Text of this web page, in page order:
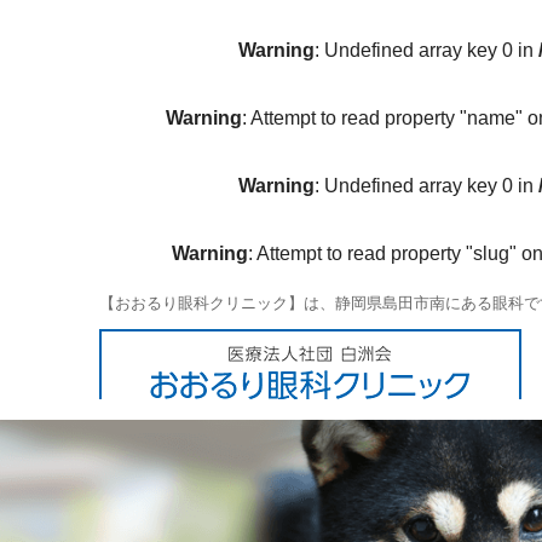
Warning: Undefined array key 0 in
Warning: Attempt to read property "name"
Warning: Undefined array key 0 in
Warning: Attempt to read property "slug"
【おおるり眼科クリニック】は、静岡県島田市南にある眼科